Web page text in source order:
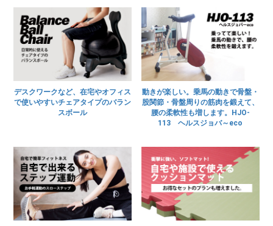
デスクワークなど、在宅やオフィス
で使いやすいチェアタイプのバラン
スボール
動きが楽しい。乗馬の動きで骨盤・
股関節・骨盤周りの筋肉を鍛えて、
腰の柔軟性も増します。HJO-
113 ヘルスジョバ～eco